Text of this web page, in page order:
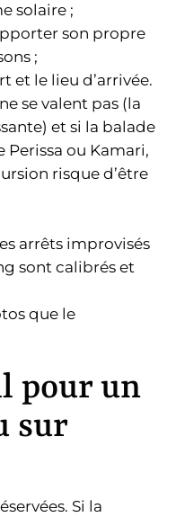
solaire ;
son propre
;
et le lieu d’arrivée.
se valent pas (la
et si la balade
ou Kamari,
risque d’être
arrêts improvisés
sont calibrés et
que le
pour un
sur
Si la